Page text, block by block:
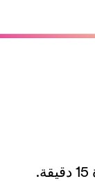
اختبار اللغة الفرنسية المجانية لمدة 15 دقيقة.